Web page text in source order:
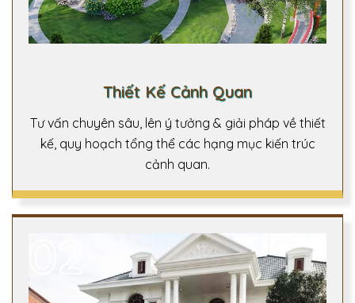
Thiết Kế Cảnh Quan
Tư vấn chuyên sâu, lên ý tưởng & giải pháp về thiết
kế, quy hoạch tổng thể các hạng mục kiến trúc
cảnh quan.